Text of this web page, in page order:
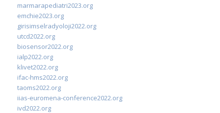
marmarapediatri2023.org
emchie2023.org
girisimselradyoloji2022.org
utcd2022.org
biosensor2022.org
ialp2022.org
klivet2022.org
ifac-hms2022.org
taoms2022.org
iias-euromena-conference2022.org
ivd2022.org